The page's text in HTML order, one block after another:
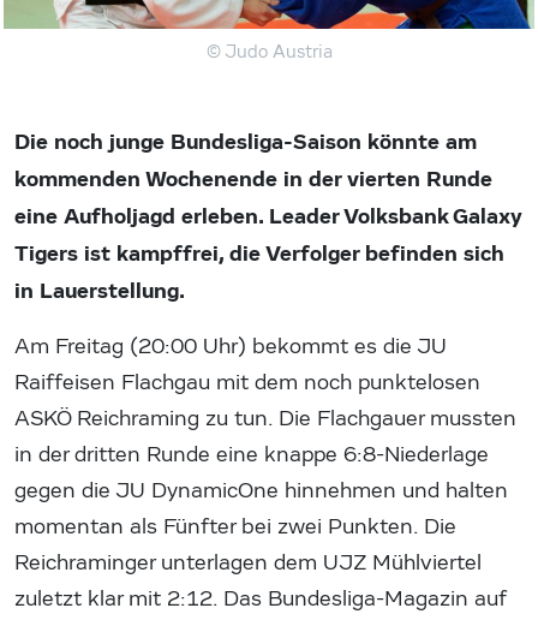
© Judo Austria
Die noch junge Bundesliga-Saison könnte am
kommenden Wochenende in der vierten Runde
eine Aufholjagd erleben. Leader Volksbank Galaxy
Tigers ist kampffrei, die Verfolger befinden sich
in Lauerstellung.
Am Freitag (20:00 Uhr) bekommt es die JU
Raiffeisen Flachgau mit dem noch punktelosen
ASKÖ Reichraming zu tun. Die Flachgauer mussten
in der dritten Runde eine knappe 6:8-Niederlage
gegen die JU DynamicOne hinnehmen und halten
momentan als Fünfter bei zwei Punkten. Die
Reichraminger unterlagen dem UJZ Mühlviertel
zuletzt klar mit 2:12. Das Bundesliga-Magazin auf